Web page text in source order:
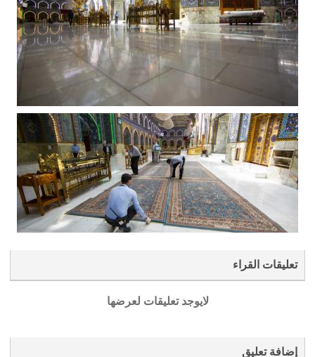
تعليقات القراء
لايوجد تعليقات لعرضها
إضافة تعليق